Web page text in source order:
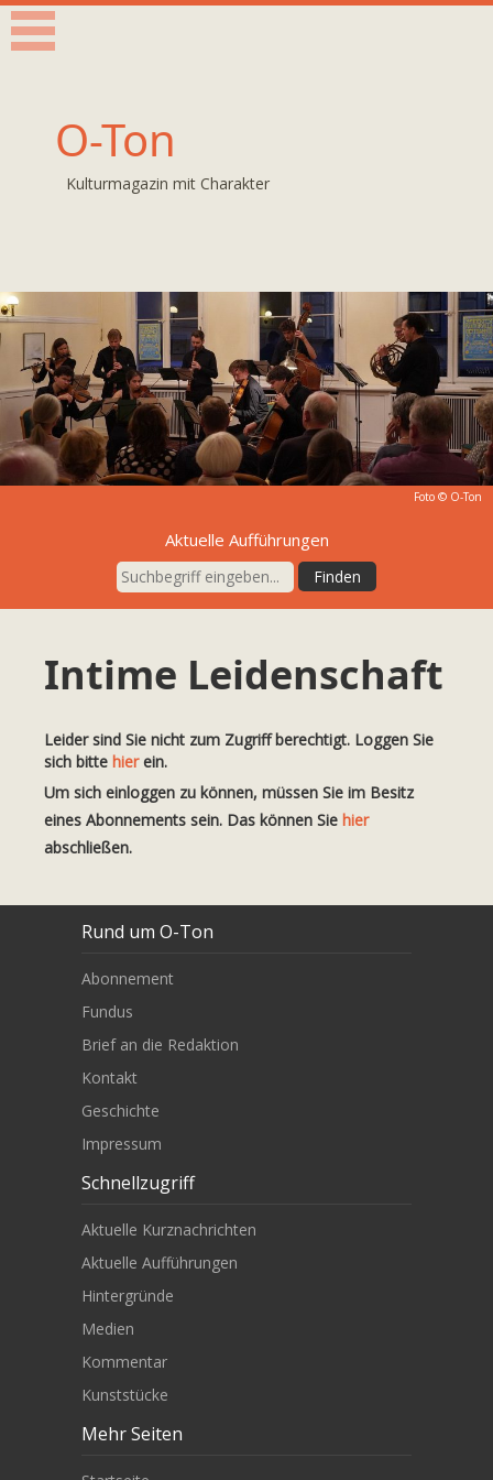
O-Ton
Kulturmagazin mit Charakter
Foto © O-Ton
Aktuelle Aufführungen
Intime Leidenschaft
Leider sind Sie nicht zum Zugriff berechtigt. Loggen Sie
sich bitte hierein.
Um sich einloggen zu können, müssen Sie im Besitz
eines Abonnements sein. Das können Sie hier
abschließen.
Rund um O-Ton
Abonnement
Fundus
Brief an die Redaktion
Kontakt
Geschichte
Impressum
Schnellzugriff
Aktuelle Kurznachrichten
Aktuelle Aufführungen
Hintergründe
Medien
Kommentar
Kunststücke
Mehr Seiten